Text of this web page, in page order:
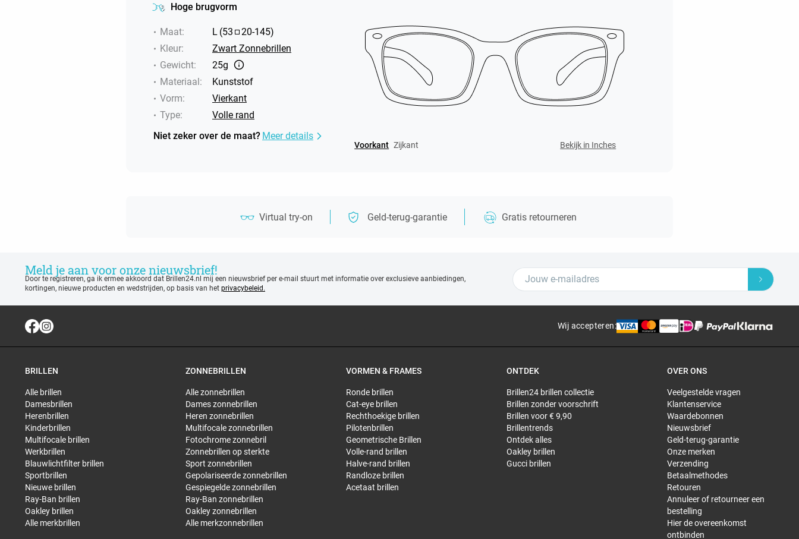
Hoge brugvorm
Maat: L (53 20-145)
Kleur:
Zwart Zonnebrillen
Gewicht:
25g
Materiaal:
Kunststof
Vorm:
Vierkant
Type:
Volle rand
Niet zeker over de maat? Meer details
Voorkant Zijkant Bekijk in Inches
Virtual try-on Geld-terug-garantie Gratis retourneren
Meld je aan voor onze nieuwsbrief!
Door te registreren, ga ik ermee akkoord dat Brillen24.nl mij een nieuwsbrief per e-mail stuurt met informatie over exclusieve aanbiedingen,
kortingen, nieuwe producten en wedstrijden, op basis van het privacybeleid.
Wij accepteren:
BRILLEN
Alle brillen
Damesbrillen
Herenbrillen
Kinderbrillen
Multifocale brillen
Werkbrillen
Blauwlichtfilter brillen
Sportbrillen
Nieuwe brillen
Ray-Ban brillen
Oakley brillen
Alle merkbrillen
ZONNEBRILLEN
Alle zonnebrillen
Dames zonnebrillen
Heren zonnebrillen
Multifocale zonnebrillen
Fotochrome zonnebril
Zonnebrillen op sterkte
Sport zonnebrillen
Gepolariseerde zonnebrillen
Gespiegelde zonnebrillen
Ray-Ban zonnebrillen
Oakley zonnebrillen
Alle merkzonnebrillen
VORMEN & FRAMES
Ronde brillen
Cat-eye brillen
Rechthoekige brillen
Pilotenbrillen
Geometrische Brillen
Volle-rand brillen
Halve-rand brillen
Randloze brillen
Acetaat brillen
ONTDEK
Brillen24 brillen collectie
Brillen zonder voorschrift
Brillen voor € 9,90
Brillentrends
Ontdek alles
Oakley brillen
Gucci brillen
OVER ONS
Veelgestelde vragen
Klantenservice
Waardebonnen
Nieuwsbrief
Geld-terug-garantie
Onze merken
Verzending
Betaalmethodes
Retouren
Annuleer of retourneer een
bestelling
Hier de overeenkomst
ontbinden